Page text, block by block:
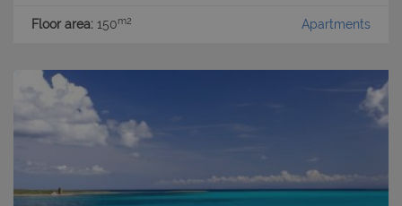
Floor area: 150m2 Apartments
www.latuacasainsardegna.com